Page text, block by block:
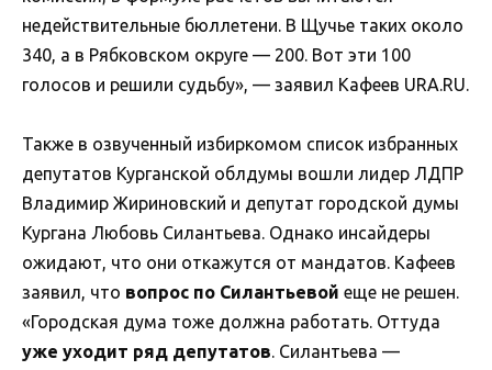
недействительные бюллетени. В Щучье таких около
340, а в Рябковском округе — 200. Вот эти 100
голосов и решили судьбу», — заявил Кафеев URA.RU.
Также в озвученный избиркомом список избранных
депутатов Курганской облдумы вошли лидер ЛДПР
Владимир Жириновский и депутат городской думы
Кургана Любовь Силантьева. Однако инсайдеры
ожидают, что они откажутся от мандатов. Кафеев
заявил, что вопрос по Силантьевой еще не решен.
«Городская дума тоже должна работать. Оттуда
уже уходит ряд депутатов. Силантьева —